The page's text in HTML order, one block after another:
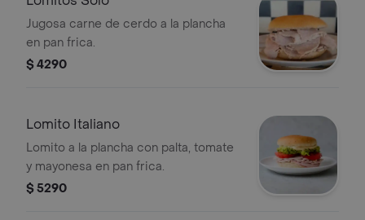
Jugosa carne de cerdo a la plancha
en pan frica.
$ 4290
Lomito Italiano
Lomito a la plancha con palta, tomate
y mayonesa en pan frica.
$ 5290